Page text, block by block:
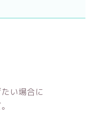
い場合に